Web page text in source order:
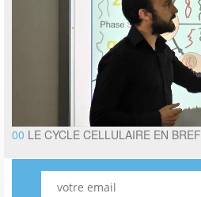
00 LE CYCLE CELLULAIRE EN BREF